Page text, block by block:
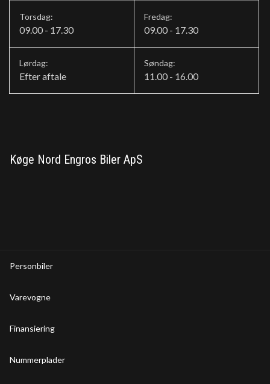
Torsdag:
09.00 - 17.30
Fredag:
09.00 - 17.30
Lørdag:
Efter aftale
Søndag:
11.00 - 16.00
Køge Nord Engros Biler ApS
Personbiler
Varevogne
Finansiering
Nummerplader